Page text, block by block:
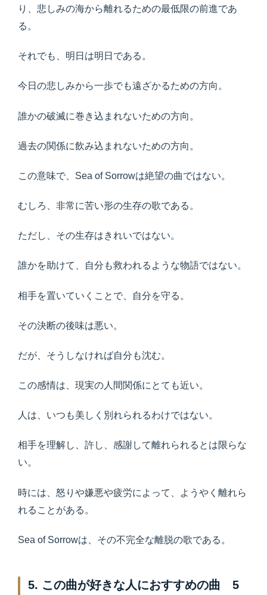
り、悲しみの海から離れるための最低限の前進であ
る。
それでも、明日は明日である。
今日の悲しみから一歩でも遠ざかるための方向。
誰かの破滅に巻き込まれないための方向。
過去の関係に飲み込まれないための方向。
この意味で、Sea of Sorrowは絶望の曲ではない。
むしろ、非常に苦い形の生存の歌である。
ただし、その生存はきれいではない。
誰かを助けて、自分も救われるような物語ではない。
相手を置いていくことで、自分を守る。
その決断の後味は悪い。
だが、そうしなければ自分も沈む。
この感情は、現実の人間関係にとても近い。
人は、いつも美しく別れられるわけではない。
相手を理解し、許し、感謝して離れられるとは限らな
い。
時には、怒りや嫌悪や疲労によって、ようやく離れら
れることがある。
Sea of Sorrowは、その不完全な離脱の歌である。
5. この曲が好きな人におすすめの曲 5